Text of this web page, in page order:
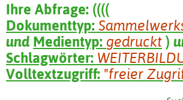
Ihre Abfrage: ((((
Dokumenttyp:
und Medientyp: gedruckt )
Schlagwörter:
Volltextzugriff: "freier